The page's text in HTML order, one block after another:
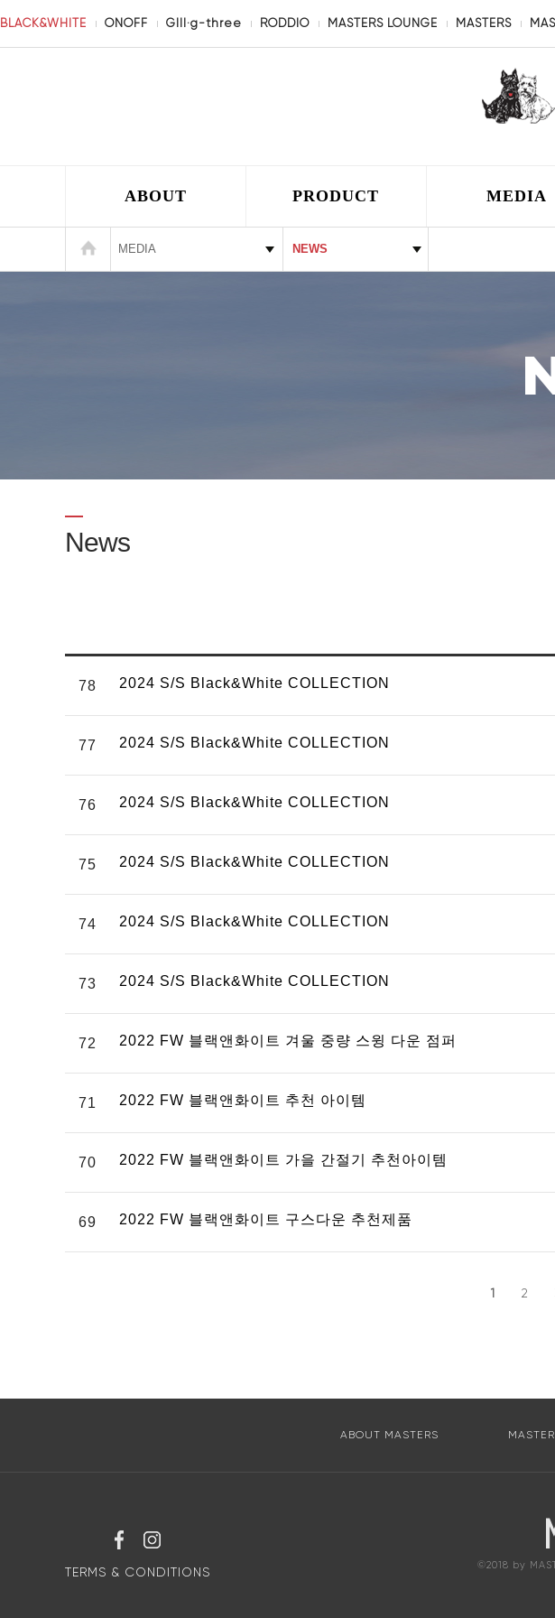
BLACK&WHITE ONOFF GIII·g-three RODDIO MASTERS LOUNGE MASTERS
ABOUT PRODUCT MEDIA
News
78 2024 S/S Black&White COLLECTION
77 2024 S/S Black&White COLLECTION
76 2024 S/S Black&White COLLECTION
75 2024 S/S Black&White COLLECTION
74 2024 S/S Black&White COLLECTION
73 2024 S/S Black&White COLLECTION
72 2022 FW 블랙앤화이트 겨울 중량 스윙 다운 점퍼
71 2022 FW 블랙앤화이트 추천 아이템
70 2022 FW 블랙앤화이트 가을 간절기 추천아이템
69 2022 FW 블랙앤화이트 구스다운 추천제품
1 2
ABOUT MASTERS
©2018 by
TERMS & CONDITIONS